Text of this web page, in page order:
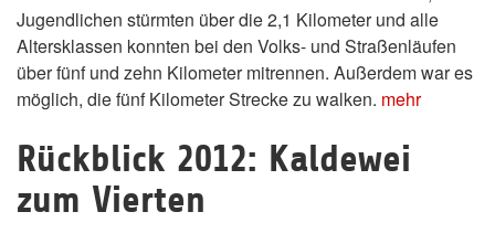
Jugendlichen stürmten über die 2,1 Kilometer und alle
Altersklassen konnten bei den Volks- und Straßenläufen
über fünf und zehn Kilometer mitrennen. Außerdem war es
möglich, die fünf Kilometer Strecke zu walken. mehr
Rückblick 2012: Kaldewei
zum Vierten